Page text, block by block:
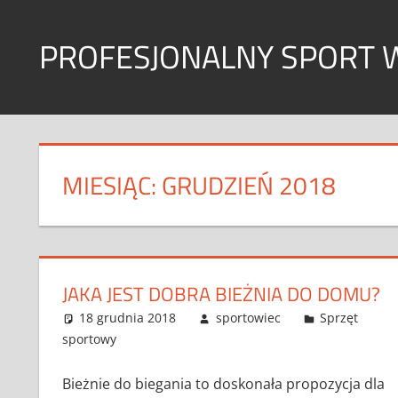
contentPROFESJONALNY SPORT
w
każdym
MIESIĄC:GRUDZIEŃ 2018
JAKA JEST DOBRA BIEŻNIA DO DOMU?
18 grudnia 2018 sportowiec
Sprzęt
sportowy
Bieżnie do biegania to doskonała propozycja dla